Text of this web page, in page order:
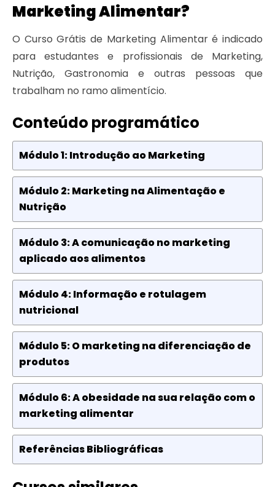
Marketing Alimentar?
O Curso Grátis de Marketing Alimentar é indicado
para estudantes e profissionais de Marketing,
Nutrição, Gastronomia e outras pessoas que
trabalham no ramo alimentício.
Conteúdo programático
Módulo 1: Introdução ao Marketing
Módulo 2: Marketing na Alimentação e
Nutrição
Módulo 3: A comunicação no marketing
aplicado aos alimentos
Módulo 4: Informação e rotulagem
nutricional
Módulo 5: O marketing na diferenciação de
produtos
Módulo 6: A obesidade na sua relação com o
marketing alimentar
Referências Bibliográficas